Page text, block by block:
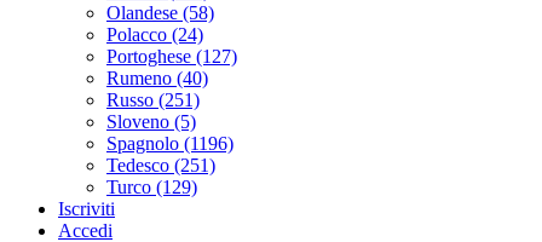
Olandese (58)
Polacco (24)
Portoghese (127)
Rumeno (40)
Russo (251)
Sloveno (5)
Spagnolo (1196)
Tedesco (251)
Turco (129)
Iscriviti
Accedi